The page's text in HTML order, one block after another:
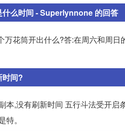
什么时间 - Superlynnone 的回答
万花筒开出什么?答:在周六和周
时间?
本,没有刷新时间 五行斗法受开
。